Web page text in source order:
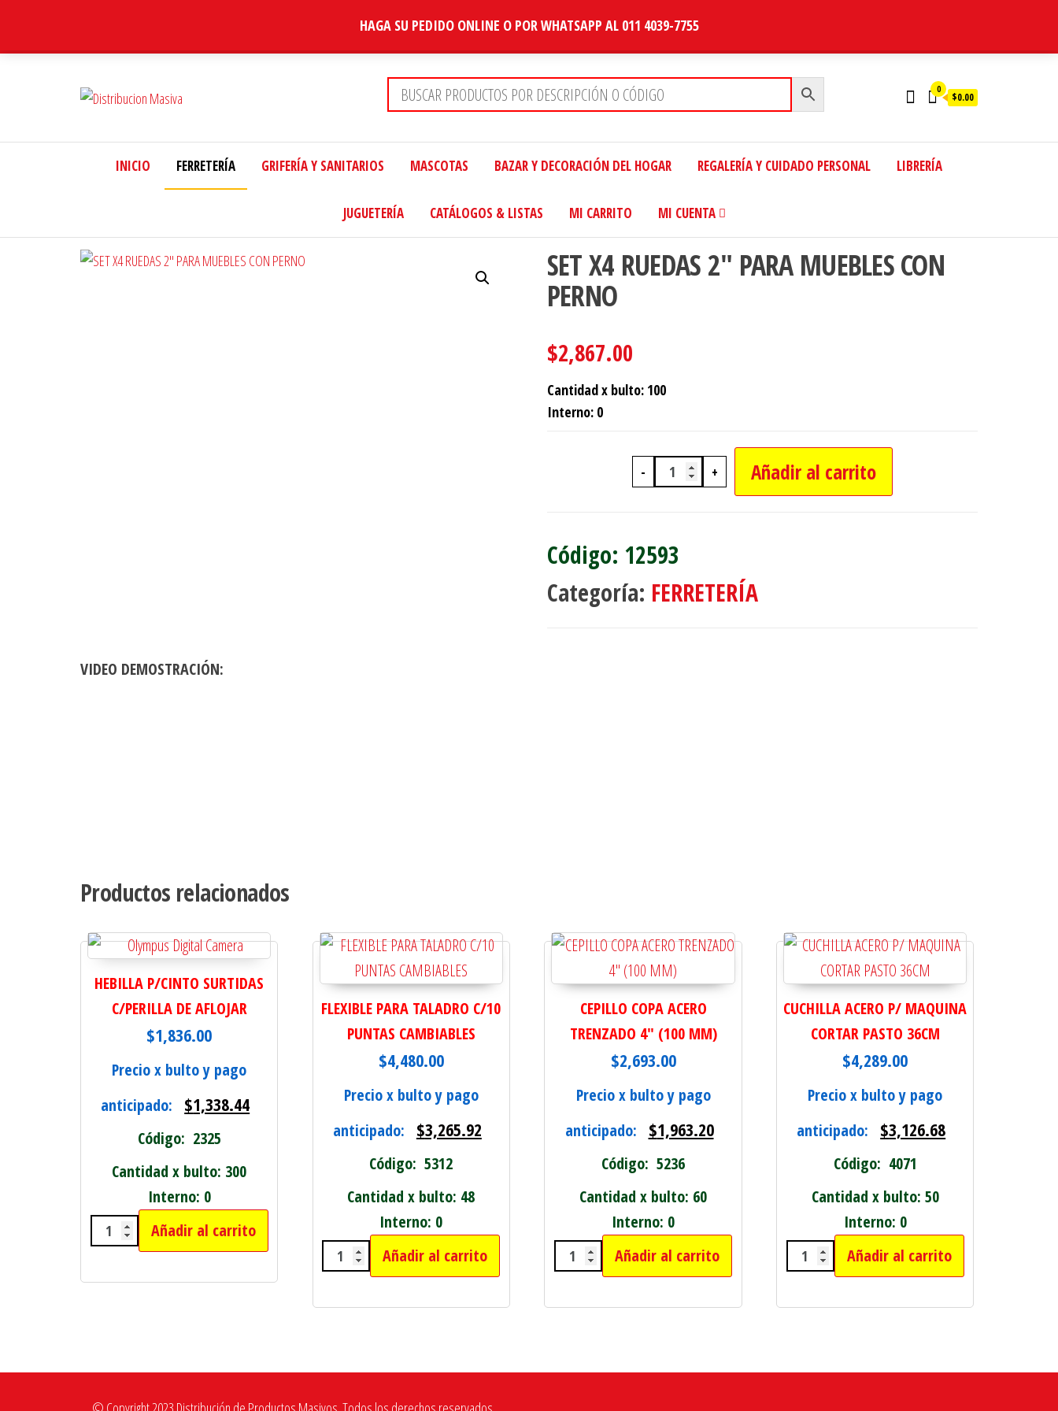
HAGA SU PEDIDO ONLINE O POR WHATSAPP AL 011 4039-7755
0
$0.00
INICIO FERRETERÍA GRIFERÍA Y SANITARIOS MASCOTAS BAZAR Y DECORACIÓN DEL HOGAR REGALERÍA Y CUIDADO PERSONAL LIBRERÍA
JUGUETERÍA CATÁLOGOS & LISTAS MI CARRITO MI CUENTA
SET X4 RUEDAS 2″ PARA MUEBLES CON
PERNO
$2,867.00
Cantidad x bulto: 100
Interno: 0
-
SET X4 RUEDAS 2" PARA MUEBLES CON PERNO
+ Añadir al carrito
12593
Categoría: FERRETERÍA
VIDEO DEMOSTRACIÓN:
Productos relacionados
HEBILLA P/CINTO SURTIDAS
C/PERILLA DE AFLOJAR
$1,836.00
Precio x bulto y pago
anticipado:
$1,338.44
Código: 2325
Cantidad x bulto: 300
Interno: 0
HEBILLA P/CINTO SURTIDAS C/PERILLA DE AFLOJAR cantidad
Añadir al carrito
FLEXIBLE PARA TALADRO C/10
PUNTAS CAMBIABLES
$4,480.00
Precio x bulto y pago
anticipado:
$3,265.92
Código: 5312
Cantidad x bulto: 48
Interno: 0
FLEXIBLE PARA TALADRO C/10 PUNTAS CAMBIABLES cantidad
Añadir al carrito
CEPILLO COPA ACERO
TRENZADO 4" (100 MM)
$2,693.00
Precio x bulto y pago
anticipado:
$1,963.20
Código: 5236
Cantidad x bulto: 60
Interno: 0
CEPILLO COPA ACERO TRENZADO 4" (100 MM) cantidad
Añadir al carrito
CUCHILLA ACERO P/ MAQUINA
CORTAR PASTO 36CM
$4,289.00
Precio x bulto y pago
anticipado:
$3,126.68
Código: 4071
Cantidad x bulto: 50
Interno: 0
CUCHILLA ACERO P/ MAQUINA
Añadir al carrito